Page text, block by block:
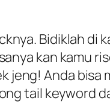
Bidiklah di
kan kamu
jeng! Anda bisa
tail keyword